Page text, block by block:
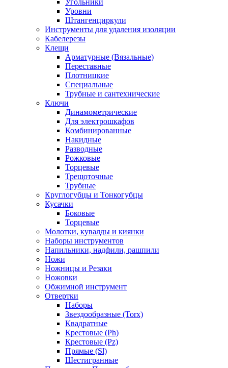
Угольники
Уровни
Штангенциркули
Инструменты для удаления изоляции
Кабелерезы
Клещи
Арматурные (Вязальные)
Переставные
Плотницкие
Специальные
Трубные и сантехнические
Ключи
Динамометрические
Для электрошкафов
Комбинированные
Накидные
Разводные
Рожковые
Торцевые
Трещоточные
Трубные
Круглогубцы и Тонкогубцы
Кусачки
Боковые
Торцевые
Молотки, кувалды и киянки
Наборы инструментов
Напильники, надфили, рашпили
Ножи
Ножницы и Резаки
Ножовки
Обжимной инструмент
Отвертки
Наборы
Звездообразные (Torx)
Квадратные
Крестовые (Ph)
Крестовые (Pz)
Прямые (Sl)
Шестигранные